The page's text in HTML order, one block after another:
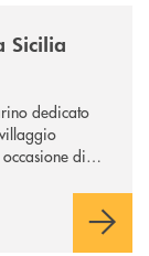
Sicilia
dedicato
di